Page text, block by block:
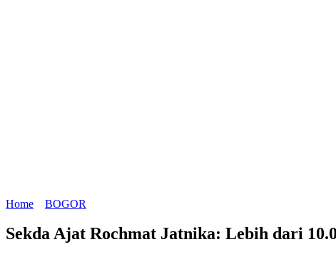
Home
BOGOR
Sekda Ajat Rochmat Jatnika: Lebih dari